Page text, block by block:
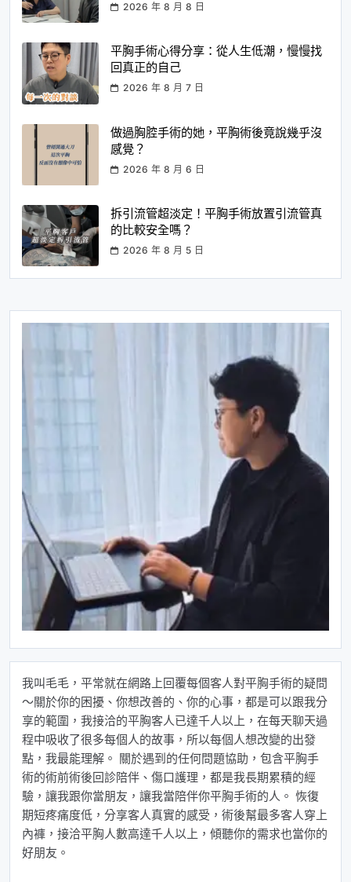
2026 年 8 月 8 日
平胸手術心得分享：從人生低潮，慢慢找
回真正的自己
2026 年 8 月 7 日
做過胸腔手術的她，平胸術後竟說幾乎沒
感覺？
2026 年 8 月 6 日
拆引流管超淡定！平胸手術放置引流管真
的比較安全嗎？
2026 年 8 月 5 日
我叫毛毛，平常就在網路上回覆每個客人對平胸手術的疑問
～關於你的困擾、你想改善的、你的心事，都是可以跟我分
享的範圍，我接洽的平胸客人已達千人以上，在每天聊天過
程中吸收了很多每個人的故事，所以每個人想改變的出發
點，我最能理解。 關於遇到的任何問題協助，包含平胸手
術的術前術後回診陪伴、傷口護理，都是我長期累積的經
驗，讓我跟你當朋友，讓我當陪伴你平胸手術的人。 恢復
期短疼痛度低，分享客人真實的感受，術後幫最多客人穿上
內褲，接洽平胸人數高達千人以上，傾聽你的需求也當你的
好朋友。